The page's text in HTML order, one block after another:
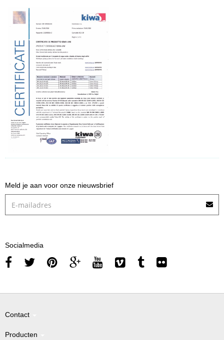
Meld je aan voor onze nieuwsbrief
Socialmedia
Contact
Producten